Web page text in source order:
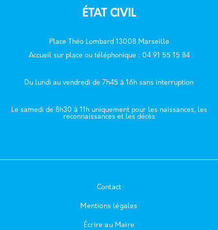
ÉTAT CIVIL
Place Théo Lombard 13008 Marseille
Accueil sur place ou téléphonique : 04 91 55 15 84
Du lundi au vendredi de 7h45 à 16h sans interruption
Le samedi de 8h30 à 11h uniquement pour les naissances, les
reconnaissances et les décès
Contact
Mentions légales
Écrire au Maire